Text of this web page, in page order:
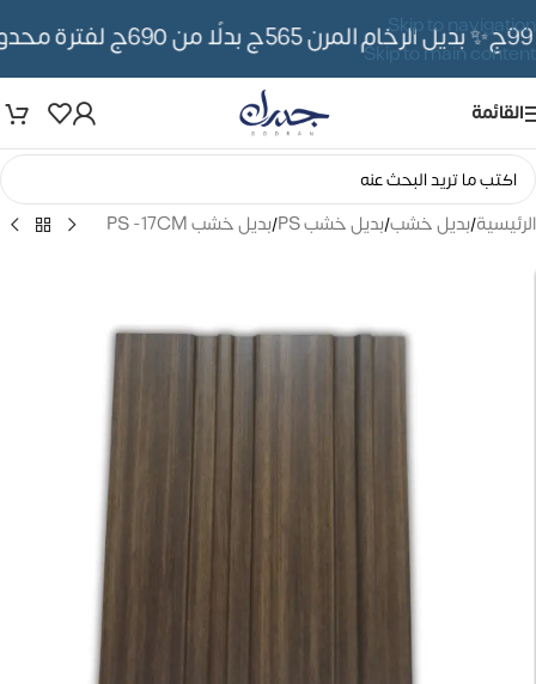
Skip to navigation
Skip to main content
✨ بديل الرخام المرن 565ج بدلًا من 690ج لفترة محدوده
القائمة
الرئيسية/بديل خشب/بديل خشب PS /بديل خشب PS -17CM